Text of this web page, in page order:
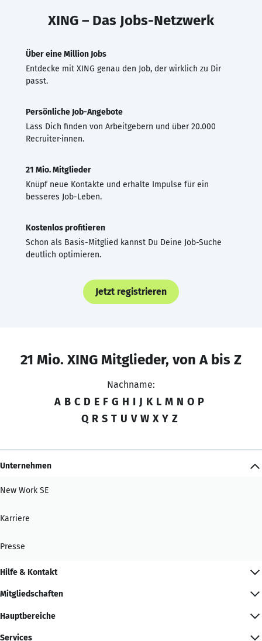
XING – Das Jobs-Netzwerk
Über eine Million Jobs
Entdecke mit XING genau den Job, der wirklich zu Dir
passt.
Persönliche Job-Angebote
Lass Dich finden von Arbeitgebern und über 20.000
Recruiter·innen.
21 Mio. Mitglieder
Knüpf neue Kontakte und erhalte Impulse für ein
besseres Job-Leben.
Kostenlos profitieren
Schon als Basis-Mitglied kannst Du Deine Job-Suche
deutlich optimieren.
Jetzt registrieren
21 Mio. XING Mitglieder, von A bis Z
Nachname:
A B C D E F G H I J K L M N O P
Q R S T U V W X Y Z
Unternehmen
New Work SE
Karriere
Presse
Hilfe & Kontakt
Mitgliedschaften
Hauptbereiche
Services